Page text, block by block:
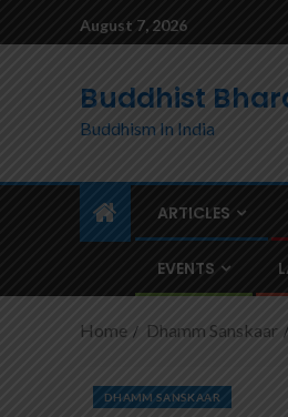
August 7, 2026
Buddhist
Buddhism In India
ARTICLES
EVENTS
Home Dhamm Sanskaar
DHAMM SANSKAAR